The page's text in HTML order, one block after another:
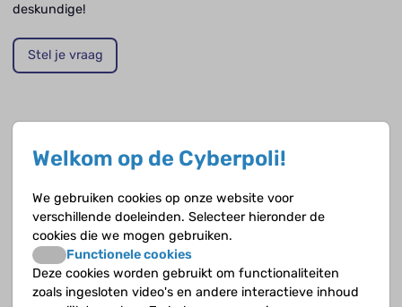
deskundige!
Stel je vraag
wat houdt dat in?
Hoe vaak komt de ziekte van Von Willebrand voor?
Vallen spier- en gewrichtsbloedingen snel op, merk je
Welkom op de Cyberpoli!
We gebruiken cookies op onze website voor
verschillende doeleinden. Selecteer hieronder de
cookies die we mogen gebruiken.
Functionele cookies
Deze cookies worden gebruikt om functionaliteiten
zoals ingesloten video's en andere interactieve inhoud